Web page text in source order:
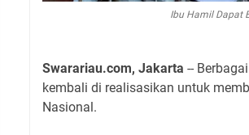
Ibu Hamil Dapat
Swarariau.com, Jakarta --
kembali di realisasikan untuk
Nasional.